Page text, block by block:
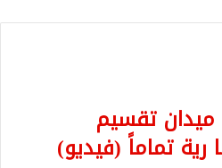
ميدان تقسيم
تماماً (فيديو)